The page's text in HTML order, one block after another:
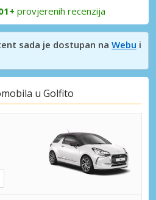
provjerenih recenzija
sada je dostupan na Webu i
u Golfito